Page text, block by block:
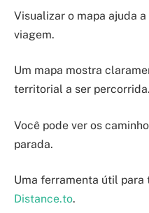
Visualizar o mapa ajuda
viagem.
Um mapa mostra
territorial a ser percorrida.
Você pode ver os
parada.
Uma ferramenta útil para
Distance.to.